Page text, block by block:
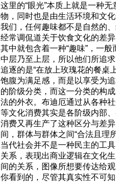
这里的“眼光”本质上就是一种
物，同时也是由生活环境和文
我们，任何趣味都不是自然的
经常调侃道关于饮食文化的差
其中就包含着一种“趣味”，一
中层乃至上层，所以他们所追
追逐的是“在放上玫瑰花的餐桌
饱腹为满足感，而是以享受为
的阶级分类，而这一分类的构
法的外衣。布迪厄通过从各种
等文化消费其实是各阶级内部
消费又再生产了这种区分与差
间，群体与群体之间“合法且理
当代社会并不是一种民主的工
关系，表现出商业逻辑在文化
间的关系，图像所想要传达给
你看到的，尽管其真实性不可